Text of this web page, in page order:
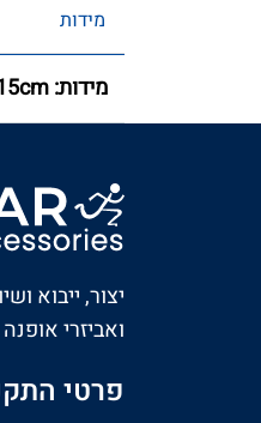
מידות
מידות: 32cm x 22cm x 15cm
יצור, ייבוא
ואביזרי אופנה
פרטי